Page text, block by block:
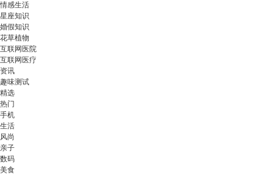
情感生活
星座知识
婚假知识
花草植物
互联网医院
互联网医疗
资讯
趣味测试
精选
热门
手机
生活
风尚
亲子
数码
美食